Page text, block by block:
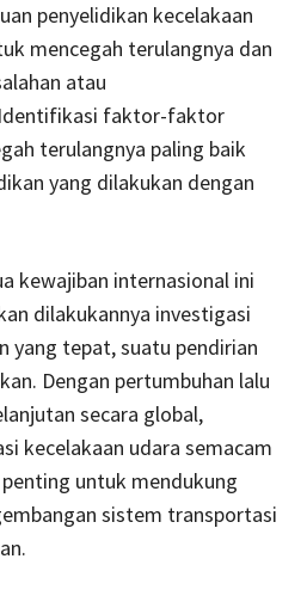
penyelidikan kecelakaan
mencegah terulangnya dan
atau
faktor-faktor
terulangnya paling baik
yang dilakukan dengan
kewajiban internasional ini
dilakukannya investigasi
yang tepat, suatu pendirian
Dengan pertumbuhan lalu
secara global,
kecelakaan udara semacam
untuk mendukung
sistem transportasi